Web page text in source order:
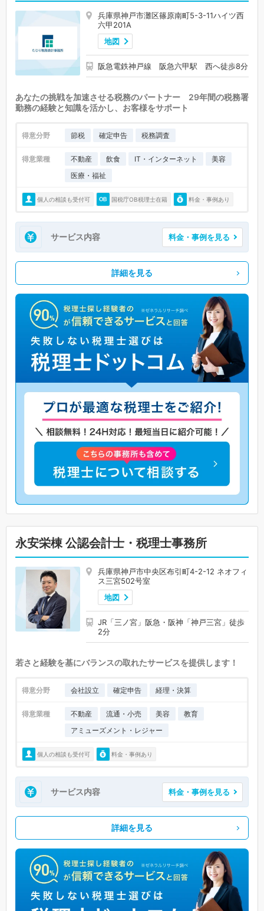
兵庫県神戸市灘区篠原南町5-3-11ハイツ西
六甲201A
地図
阪急電鉄神戸線 阪急六甲駅 西へ徒歩8分
あなたの挑戦を加速させる税務のパートナー 29年間の税務署
勤務の経験と知識を活かし、お客様をサポート
得意分野 節税 確定申告 税務調査
得意業種 不動産 飲食 IT・インターネット
美容
医療・福祉
個人の相談も受付可 国税庁OB税理士在籍 料金・事例あり
サービス内容 料金・事例を見る
詳細を見る
永安栄棟 公認会計士・税理士事務所
兵庫県神戸市中央区布引町4-2-12 ネオフィ
ス三宮502号室
地図
JR「三ノ宮」阪急・阪神「神戸三宮」徒歩
2分
若さと経験を基にバランスの取れたサービスを提供します！
得意分野 会社設立 確定申告 経理・決算
得意業種 不動産 流通・小売 美容
教育
アミューズメント・レジャー
個人の相談も受付可 料金・事例あり
サービス内容 料金・事例を見る
詳細を見る